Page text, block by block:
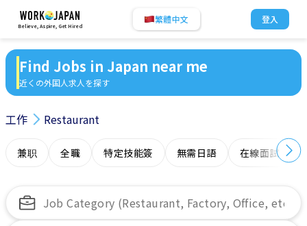
Believe, Aspire, Get Hired
繁體中文 登入
Find Jobs in Japan near me
近くの外国人求人を探す
工作 Restaurant
兼职 全職 特定技能簽 無需日語 在線面試